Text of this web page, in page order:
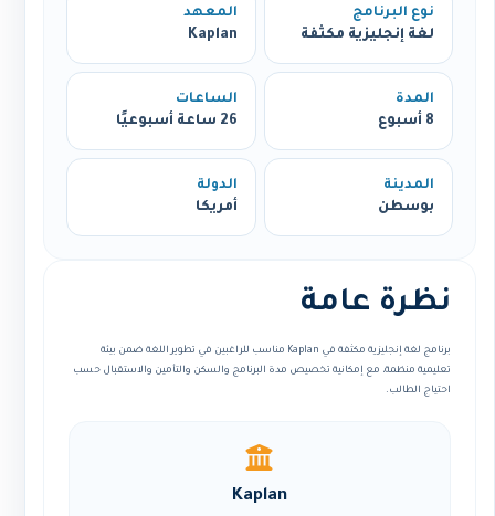
نوع البرنامج
لغة إنجليزية مكثفة
المعهد
Kaplan
المدة
8 أسبوع
الساعات
26 ساعة أسبوعيًا
المدينة
بوسطن
الدولة
أمريكا
نظرة عامة
برنامج لغة إنجليزية مكثفة في Kaplan مناسب للراغبين في تطوير اللغة ضمن بيئة
تعليمية منظمة، مع إمكانية تخصيص مدة البرنامج والسكن والتأمين والاستقبال حسب
احتياج الطالب.
Kaplan